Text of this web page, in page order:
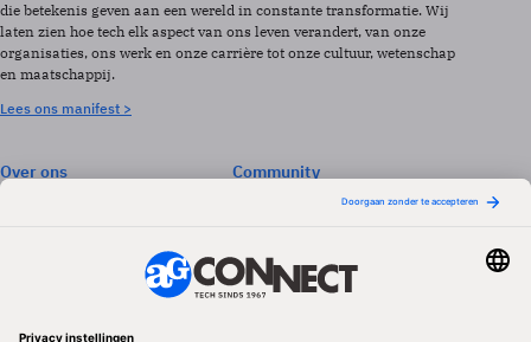
die betekenis geven aan een wereld in constante transformatie. Wij
laten zien hoe tech elk aspect van ons leven verandert, van onze
organisaties, ons werk en onze carrière tot onze cultuur, wetenschap
en maatschappij.
Lees ons manifest >
Over ons
Community
Events & Opleidingen
Vacatures
Whitepapers